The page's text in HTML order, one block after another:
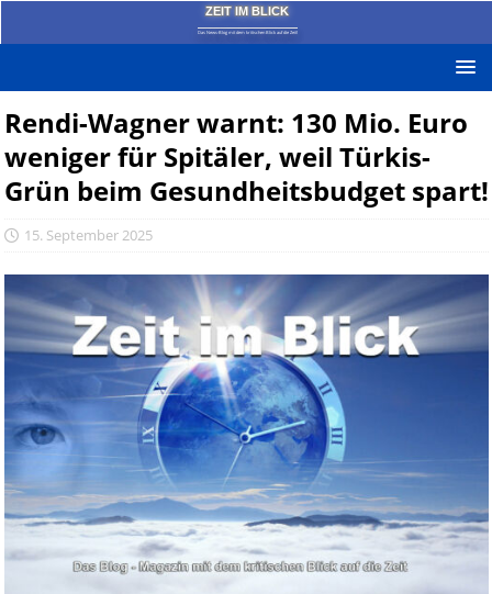
ZEIT IM BLICK
Das News-Blog mit dem kritischen Blick auf die Zeit!
Rendi-Wagner warnt: 130 Mio. Euro
weniger für Spitäler, weil Türkis-
Grün beim Gesundheitsbudget spart!
15. September 2025